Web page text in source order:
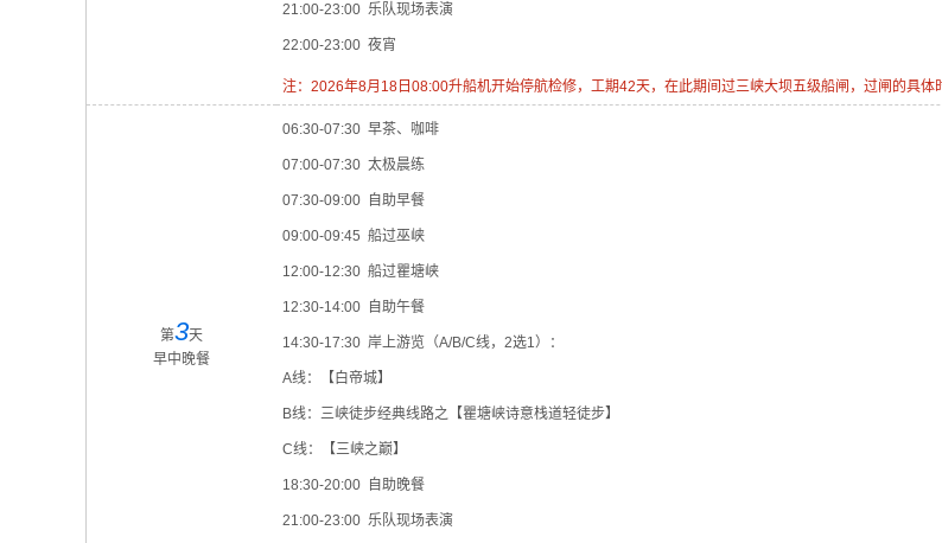
21:00-23:00 乐队现场表演
22:00-23:00 夜宵
注：2026年8月18日08:00升船机开始停航检修，工期42天，在此期间过三峡大坝五级船闸，过闸的具体
第3天
早中晚餐
06:30-07:30 早茶、咖啡
07:00-07:30 太极晨练
07:30-09:00 自助早餐
09:00-09:45 船过巫峡
12:00-12:30 船过瞿塘峡
12:30-14:00 自助午餐
14:30-17:30 岸上游览（A/B/C线，2选1）：
A线：【白帝城】
B线：三峡徒步经典线路之【瞿塘峡诗意栈道轻徒步】
C线：【三峡之巅】
18:30-20:00 自助晚餐
21:00-23:00 乐队现场表演